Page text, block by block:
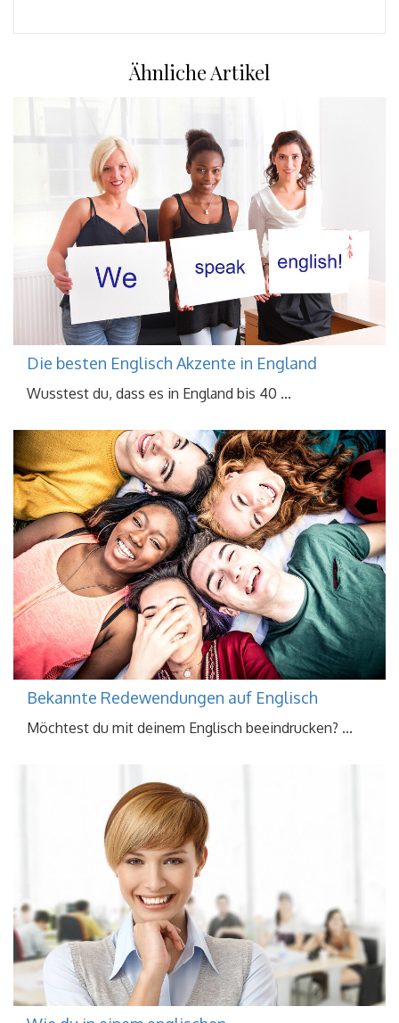
Ähnliche Artikel
Die besten Englisch Akzente in England
Wusstest du, dass es in England bis 40 ...
Bekannte Redewendungen auf Englisch
Möchtest du mit deinem Englisch beeindrucken? ...